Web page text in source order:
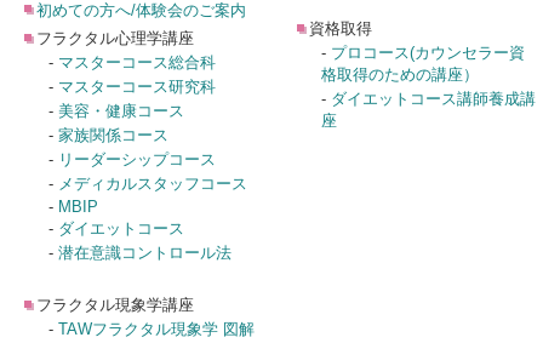
初めての方へ/体験会のご案内
フラクタル心理学講座
- マスターコース総合科
- マスターコース研究科
- 美容・健康コース
- 家族関係コース
- リーダーシップコース
- メディカルスタッフコース
- MBIP
- ダイエットコース
- 潜在意識コントロール法
フラクタル現象学講座
- TAWフラクタル現象学 図解
資格取得
- プロコース(カウンセラー資
格取得のための講座）
- ダイエットコース講師養成講
座